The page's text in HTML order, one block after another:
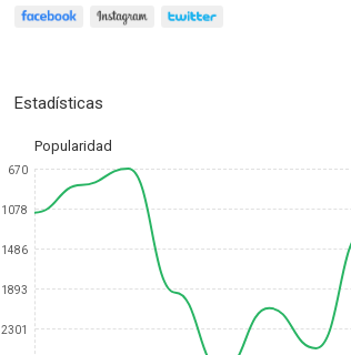
Estadísticas
Popularidad
670
1078
1486
1893
2301